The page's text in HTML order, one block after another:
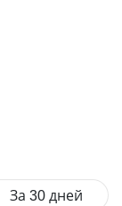
За 30 дней